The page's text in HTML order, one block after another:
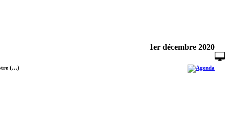
1er décembre 2020
(…)